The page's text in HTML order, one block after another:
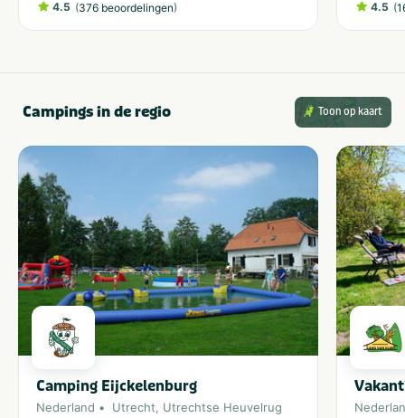
4.5 (376 beoordelingen) 4.5 (
Campings in de regio Toon op kaart
Camping Eijckelenburg
Nederland Utrecht, Utrechtse Heuvelrug